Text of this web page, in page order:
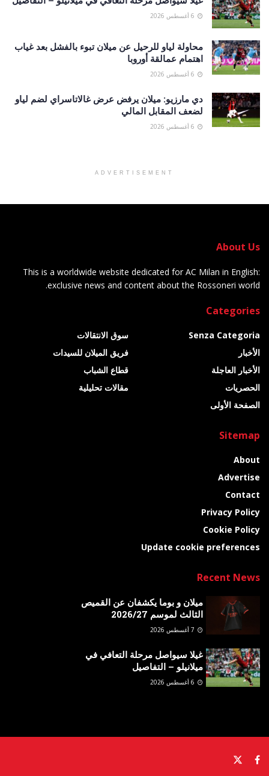
محاولة لياو للرحيل عن ميلان تبوء بالفشل بعد غياب
اهتمام عمالقة أوروبا
دي مارزيو: ميلان يرفض عرض غالاتاسراي لضم لياو
لضعف المقابل المالي
ADVERTISEMENT
About Us
This is a worldwide website dedicated for AC Milan in English:
exclusive news and content about the Rossoneri world.
Categories
Senza Categoria
الأخبار
الأخبار العاجلة
الحصريات
الصفحة الأولى
سوق الانتقالات
فريق الميلان للسيدات
قطاع الشباب
مقالات تحليلية
Sitemap
About
Advertise
Contact
Privacy Policy
Cookie Policy
Update cookie preferences
Recent News
ميلان و بوما يكشفان عن القميص
الثالث لموسم 2026/27
غيلا سيواصل مرحلة التعافي في
ميلانيلو – التفاصيل